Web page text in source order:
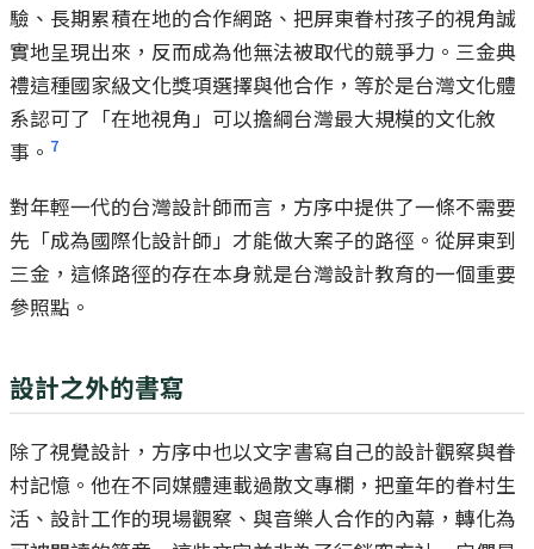
驗、長期累積在地的合作網路、把屏東眷村孩子的視角誠
實地呈現出來，反而成為他無法被取代的競爭力。三金典
禮這種國家級文化獎項選擇與他合作，等於是台灣文化體
系認可了「在地視角」可以擔綱台灣最大規模的文化敘
事。 7
對年輕一代的台灣設計師而言，方序中提供了一條不需要
先「成為國際化設計師」才能做大案子的路徑。從屏東到
三金，這條路徑的存在本身就是台灣設計教育的一個重要
參照點。
設計之外的書寫
除了視覺設計，方序中也以文字書寫自己的設計觀察與眷
村記憶。他在不同媒體連載過散文專欄，把童年的眷村生
活、設計工作的現場觀察、與音樂人合作的內幕，轉化為